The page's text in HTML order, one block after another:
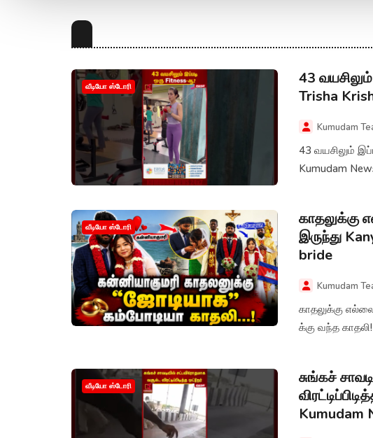
வீடியோ ஸ்டோரி
43
Trisha
Kumudam
43 வயசிலும்
Kumudam
வீடியோ ஸ்டோரி
காதலுக்கு
இருந்து
bride
Kumudam
காதலுக்கு
க்கு வந்த
வீடியோ ஸ்டோரி
சுங்கச்
Kumudam